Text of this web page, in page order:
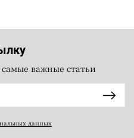
важные статьи
данных